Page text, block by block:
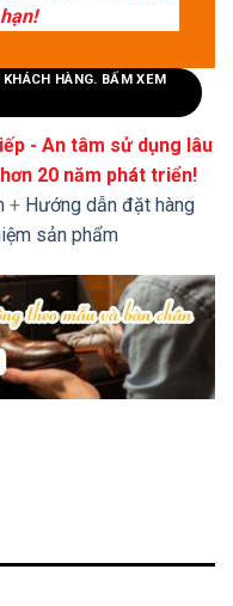
KHÁCH HÀNG. BẤM XEM
- An tâm sử dụng lâu
20 năm phát triển!
+ Hướng dẫn đặt hàng
sản phẩm